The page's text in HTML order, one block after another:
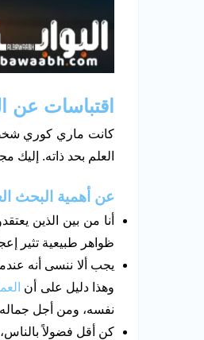
اقتباسات عن
كانت ماري كوري
العلم بحد ذاته. إليك
عن أهمية البحث
أنا من بين الذين
ظواهر طبيعية تثير
يجب ألا ننسى أنه
وهذا دليل على أن
نفسه، ومن أجل
كن أقل فضولاً بالناس،